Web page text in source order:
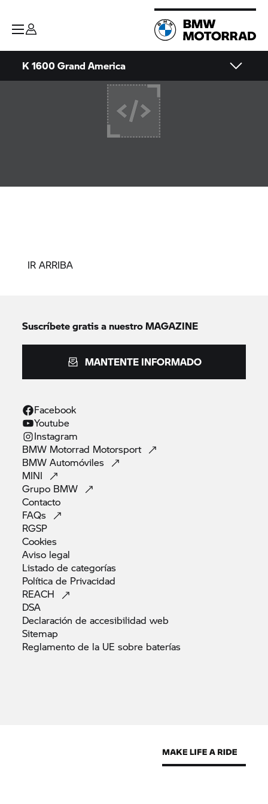
K 1600 Grand America
IR ARRIBA
Suscríbete gratis a nuestro MAGAZINE
MANTENTE INFORMADO
Facebook
Youtube
Instagram
BMW Motorrad Motorsport
BMWAutomóviles
MINI
Grupo BMW
Contacto
FAQs
RGSP
Cookies
Aviso legal
Listado decategorías
Política de Privacidad
REACH
DSA
Declaración de accesibilidadweb
Sitemap
Reglamento de la UE sobre baterías